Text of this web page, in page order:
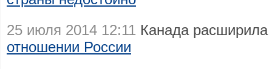
25 июля 2014 12:11 Канада
отношении России